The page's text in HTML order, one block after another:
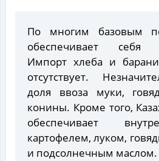
По многим базовым
обеспечивает себя
Импорт хлеба и
отсутствует.
доля ввоза муки,
конины. Кроме того,
обеспечивает
картофелем, луком,
и подсолнечным маслом.